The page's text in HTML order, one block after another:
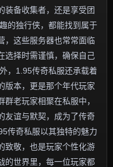
装备收集者，还是享受团
的独行侠，都能找到属于
，这些服务器也常常面临
选择时需谨慎，确保自己
，1.95传奇私服还承载着
版本，更是那个年代玩家
老玩家相聚在私服中，
友谊与默契，成为了传奇
传奇私服以其独特的魅力
致敬，也是玩家个性化游
的世界里，每一位玩家都